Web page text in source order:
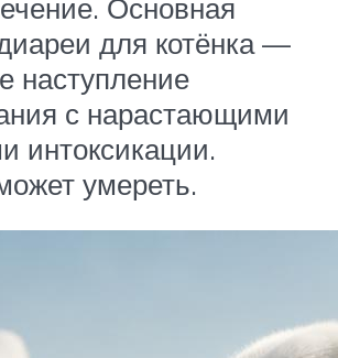
Основная
для котёнка —
наступление
с нарастающими
интоксикации.
умереть.